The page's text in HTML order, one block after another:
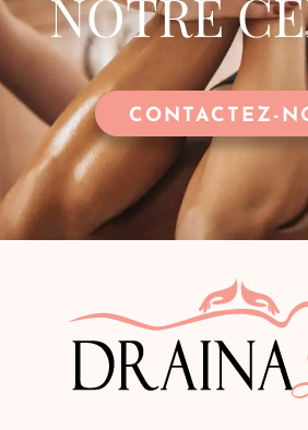
NOTRE
CONTACTEZ-